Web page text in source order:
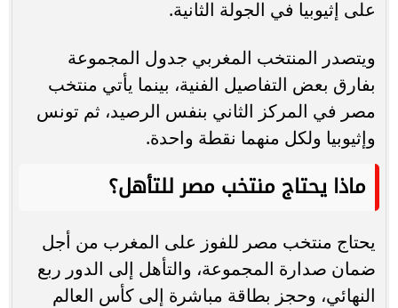
على إثيوبيا في الجولة الثانية.
ويتصدر المنتخب المغربي جدول المجموعة
بفارق بعض التفاصيل الفنية، بينما يأتي منتخب
مصر في المركز الثاني بنفس الرصيد، ثم تونس
وإثيوبيا ولكل منهما نقطة واحدة.
ماذا يحتاج منتخب مصر للتأهل؟
يحتاج منتخب مصر للفوز على المغرب من أجل
ضمان صدارة المجموعة، والتأهل إلى الدور ربع
النهائي، وحجز بطاقة مباشرة إلى كأس العالم